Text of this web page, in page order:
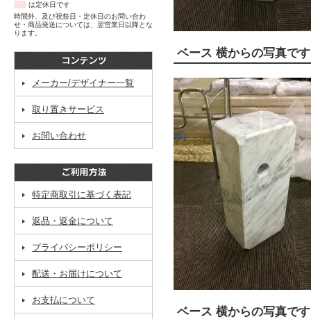
は定休日です
時間外、及び祝祭日・定休日のお問い合わ
せ・商品発送については、翌営業日以降とな
ります。
メーカー/デザイナー一覧
取り置きサービス
お問い合わせ
特定商取引に基づく表記
返品・返金について
プライバシーポリシー
配送・お届けについて
お支払について
ベース 横からの写真で
ベース 横からの写真で